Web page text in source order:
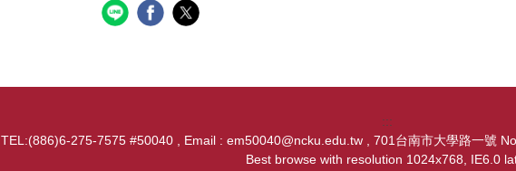
:::
TEL:(886)6-275-7575 #50040 , Email : em50040@ncku.edu.tw , 701台南市大學路一號
Best browse with resolution 1024x768, IE6.0